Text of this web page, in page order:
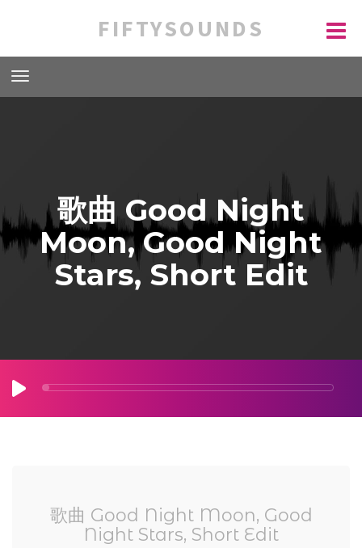
FIFTYSOUNDS
歌曲 Good Night
Moon, Good Night
Stars, Short Edit
歌曲 Good Night Moon, Good
Night Stars, Short Edit